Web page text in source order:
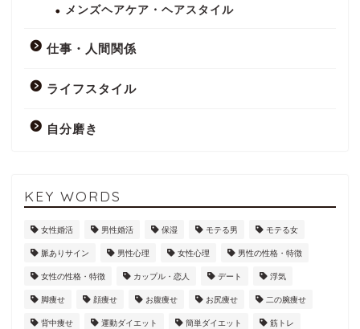
メンズヘアケア・ヘアスタイル
仕事・人間関係
ライフスタイル
自分磨き
KEY WORDS
女性婚活 男性婚活 保湿 モテる男 モテる女
脈ありサイン 男性心理 女性心理 男性の性格・特徴
女性の性格・特徴 カップル・恋人 デート 浮気
脚痩せ 顔痩せ お腹痩せ お尻痩せ 二の腕痩せ
背中痩せ 運動ダイエット 簡単ダイエット 筋トレ